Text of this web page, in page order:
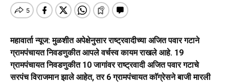
महावार्ता न्यूज: मुळशीत अपेक्षेनुसार राष्ट्रवादीच्या अजित पवार गटाने
ग्रामपंचायत निवडणुकीत आपले वर्चस्व कायम राखले आहे. 19
ग्रामपंचायत निवडणुकीत 10 जागांवर राष्ट्रवादी अजित पवार गटाचे
सरपंच विराजमान झाले आहेत, तर 6 ग्रामपंचायत काॅग्रेसने बाजी मारली